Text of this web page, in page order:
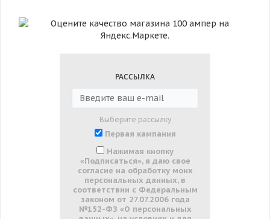
РАССЫЛКА
Выберите рассылку
Первая кампания
Нажимая кнопку
«Подписаться», я даю свое
согласие на обработку моих
персональных данных, в
соответствии с Федеральным
законом от 27.07.2006 года
№152-ФЗ «О персональных